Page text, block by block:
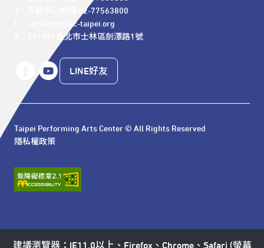
T：北藝中心總機 02-77563800
E：service@tpac-taipei.org
A：111081臺北市士林區劍潭路1號
LINE好友
Taipei Performing Arts Center © All Rights Reserved
隱私權政策
建議瀏覽器：IE11.0以上、Firefox、Chrome、Safari (螢幕